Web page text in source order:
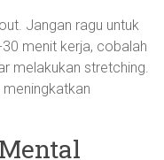
Jangan ragu untuk
menit kerja, cobalah
melakukan stretching.